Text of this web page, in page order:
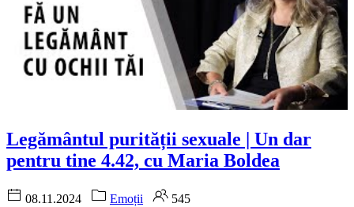
Legământul purității sexuale | Un dar
pentru tine 4.42, cu Maria Boldea
08.11.2024 Emoții
545